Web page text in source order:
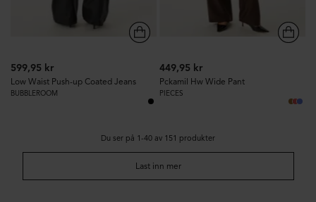
599,95 kr
Low Waist Push-up Coated Jeans
BUBBLEROOM
449,95 kr
Pckamil Hw Wide Pant
PIECES
Du ser på 1-40 av 151 produkter
Last inn mer